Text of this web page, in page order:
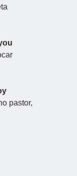
pastor,